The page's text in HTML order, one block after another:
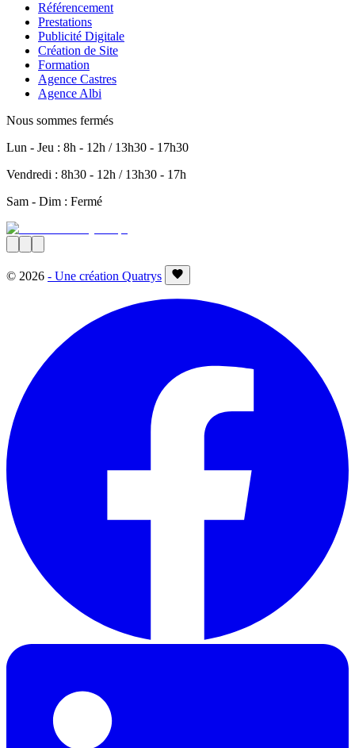
Référencement
Prestations
Publicité Digitale
Création de Site
Formation
Agence Castres
Agence Albi
Nous sommes fermés
Lun - Jeu : 8h - 12h / 13h30 - 17h30
Vendredi : 8h30 - 12h / 13h30 - 17h
Sam - Dim : Fermé
© 2026 - Une création Quatrys